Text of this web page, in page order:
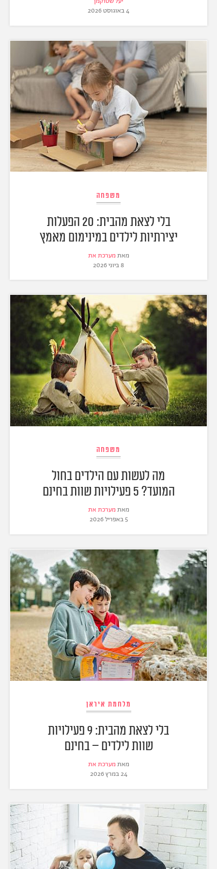
4 באוגוסט 2026
משפחה
בלי לצאת מהבית: 20 הפעלות
יצירתיות לילדים במינימום מאמץ
מאת מערכת את
8 ביוני 2026
משפחה
מה לעשות עם הילדים בחול
המועד? 5 פעילויות שוות בחינם
מאת מערכת את
5 באפריל 2026
מלחמת איראן
בלי לצאת מהבית: 9 פעילויות
שוות לילדים – בחינם
מאת מערכת את
24 במרץ 2026